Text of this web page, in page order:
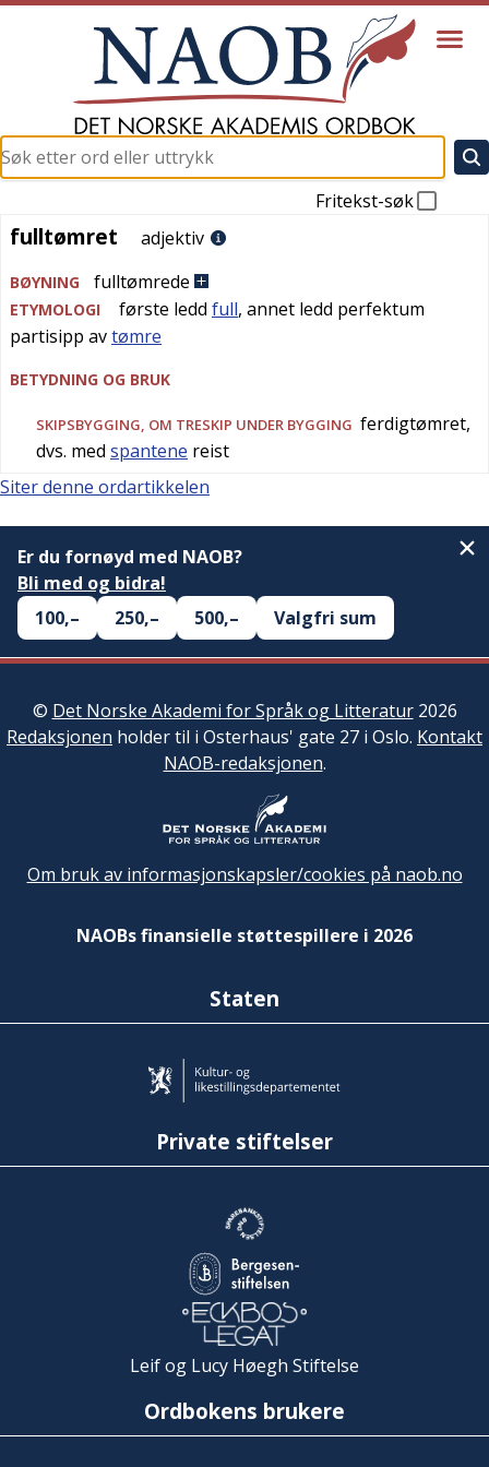
Fritekst-søk
fulltømret
fulltømret adjektiv
BØYNING fulltømrede
ETYMOLOGI første ledd full, annet ledd perfektum
partisipp avtømre
BETYDNING OG BRUK
SKIPSBYGGING, OM TRESKIP UNDER BYGGING ferdigtømret,
dvs. med spantene reist
Siter denne ordartikkelen
Er du fornøyd med NAOB?
Bli med og bidra!
100,–
250,– 500,– Valgfri sum
© Det Norske Akademi for Språk og Litteratur2026
Redaksjonen holder til i Osterhaus' gate 27 i Oslo. Kontakt
NAOB-redaksjonen.
Om bruk av informasjonskapsler/cookies på naob.no
NAOBs finansielle støttespillere i 2026
Staten
Private stiftelser
Leif og Lucy Høegh Stiftelse
Ordbokens brukere